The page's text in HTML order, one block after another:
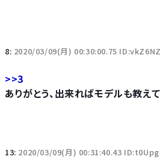
8: 2020/03/09(月) 00:30:00.75
>>3
ありがとう、出来ればモデルも教え
13: 2020/03/09(月) 00:31:40.43